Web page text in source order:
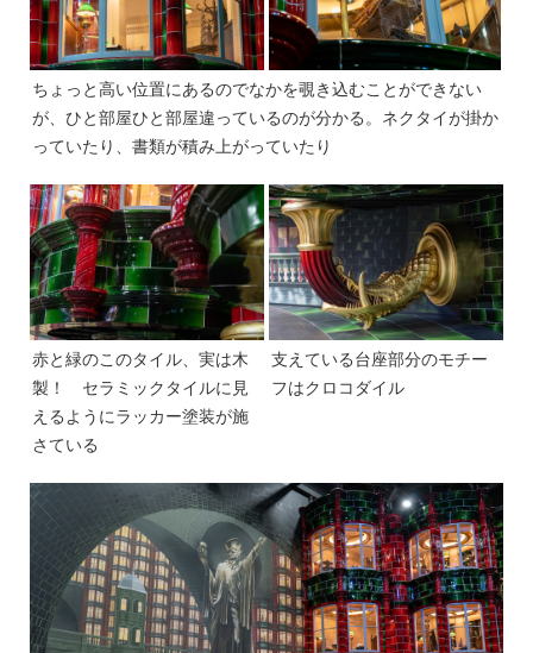
ちょっと高い位置にあるのでなかを覗き込むことができない
が、ひと部屋ひと部屋違っているのが分かる。ネクタイが掛か
っていたり、書類が積み上がっていたり
赤と緑のこのタイル、実は木
製！ セラミックタイルに見
えるようにラッカー塗装が施
さている
支えている台座部分のモチー
フはクロコダイル